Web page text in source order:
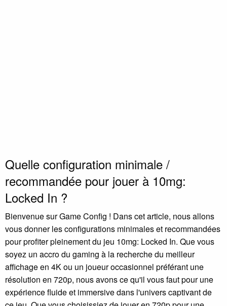
Quelle configuration minimale /
recommandée pour jouer à 10mg:
Locked In ?
Bienvenue sur Game Config ! Dans cet article, nous allons
vous donner les configurations minimales et recommandées
pour profiter pleinement du jeu 10mg: Locked In. Que vous
soyez un accro du gaming à la recherche du meilleur
affichage en 4K ou un joueur occasionnel préférant une
résolution en 720p, nous avons ce qu'il vous faut pour une
expérience fluide et immersive dans l'univers captivant de